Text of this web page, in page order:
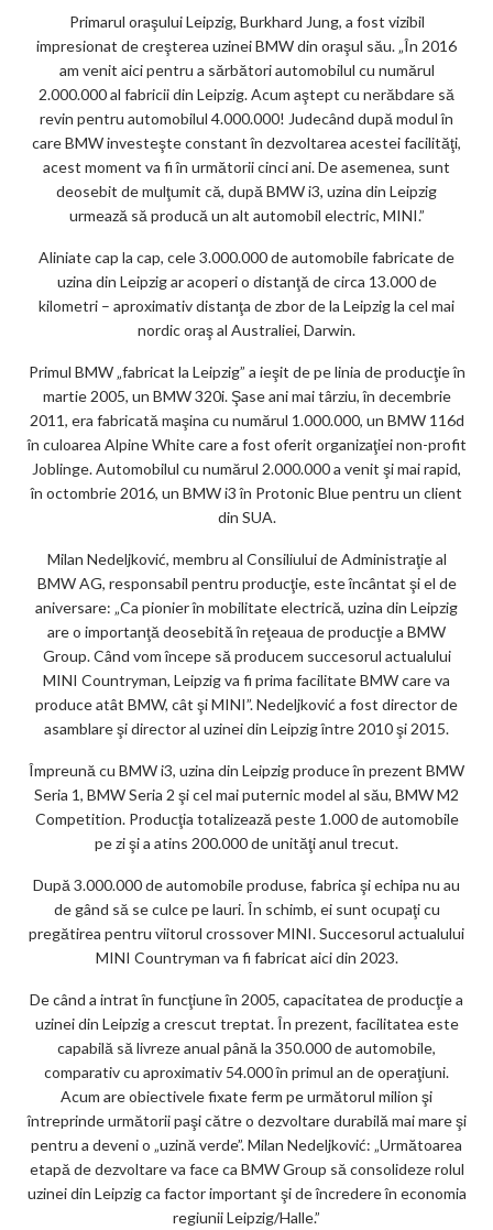
Primarul oraşului Leipzig, Burkhard Jung, a fost vizibil
impresionat de creşterea uzinei BMW din oraşul său. „În 2016
am venit aici pentru a sărbători automobilul cu numărul
2.000.000 al fabricii din Leipzig. Acum aştept cu nerăbdare să
revin pentru automobilul 4.000.000! Judecând după modul în
care BMW investeşte constant în dezvoltarea acestei facilităţi,
acest moment va fi în următorii cinci ani. De asemenea, sunt
deosebit de mulţumit că, după BMW i3, uzina din Leipzig
urmează să producă un alt automobil electric, MINI.”
Aliniate cap la cap, cele 3.000.000 de automobile fabricate de
uzina din Leipzig ar acoperi o distanţă de circa 13.000 de
kilometri – aproximativ distanţa de zbor de la Leipzig la cel mai
nordic oraş al Australiei, Darwin.
Primul BMW „fabricat la Leipzig” a ieşit de pe linia de producţie în
martie 2005, un BMW 320i. Şase ani mai târziu, în decembrie
2011, era fabricată maşina cu numărul 1.000.000, un BMW 116d
în culoarea Alpine White care a fost oferit organizaţiei non-profit
Joblinge. Automobilul cu numărul 2.000.000 a venit şi mai rapid,
în octombrie 2016, un BMW i3 în Protonic Blue pentru un client
din SUA.
Milan Nedeljković, membru al Consiliului de Administraţie al
BMW AG, responsabil pentru producţie, este încântat şi el de
aniversare: „Ca pionier în mobilitate electrică, uzina din Leipzig
are o importanţă deosebită în reţeaua de producţie a BMW
Group. Când vom începe să producem succesorul actualului
MINI Countryman, Leipzig va fi prima facilitate BMW care va
produce atât BMW, cât şi MINI”. Nedeljković a fost director de
asamblare şi director al uzinei din Leipzig între 2010 şi 2015.
Împreună cu BMW i3, uzina din Leipzig produce în prezent BMW
Seria 1, BMW Seria 2 şi cel mai puternic model al său, BMW M2
Competition. Producţia totalizează peste 1.000 de automobile
pe zi şi a atins 200.000 de unităţi anul trecut.
După 3.000.000 de automobile produse, fabrica şi echipa nu au
de gând să se culce pe lauri. În schimb, ei sunt ocupaţi cu
pregătirea pentru viitorul crossover MINI. Succesorul actualului
MINI Countryman va fi fabricat aici din 2023.
De când a intrat în funcţiune în 2005, capacitatea de producţie a
uzinei din Leipzig a crescut treptat. În prezent, facilitatea este
capabilă să livreze anual până la 350.000 de automobile,
comparativ cu aproximativ 54.000 în primul an de operaţiuni.
Acum are obiectivele fixate ferm pe următorul milion şi
întreprinde următorii paşi către o dezvoltare durabilă mai mare şi
pentru a deveni o „uzină verde”. Milan Nedeljković: „Următoarea
etapă de dezvoltare va face ca BMW Group să consolideze rolul
uzinei din Leipzig ca factor important şi de încredere în economia
regiunii Leipzig/Halle.”